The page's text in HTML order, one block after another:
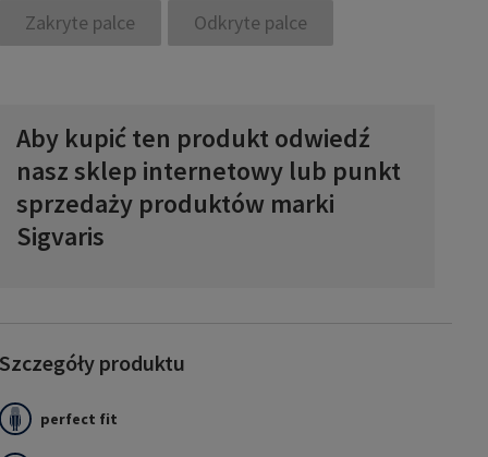
Zakryte palce
Odkryte palce
Aby kupić ten produkt odwiedź
nasz sklep internetowy lub punkt
sprzedaży produktów marki
Sigvaris
produktu
perfect fit